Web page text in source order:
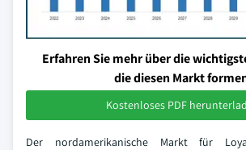
Erfahren Sie mehr über die
die diesen Markt
Kostenloses PDF
Der nordamerikanische Markt für